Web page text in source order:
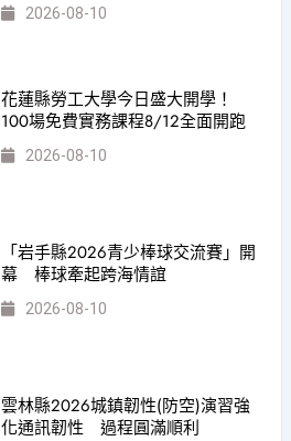
2026-08-10
花蓮縣勞工大學今日盛大開學！
100場免費實務課程8/12全面開跑
2026-08-10
「岩手縣2026青少棒球交流賽」開
幕 棒球牽起跨海情誼
2026-08-10
雲林縣2026城鎮韌性(防空)演習強
化通訊韌性 過程圓滿順利